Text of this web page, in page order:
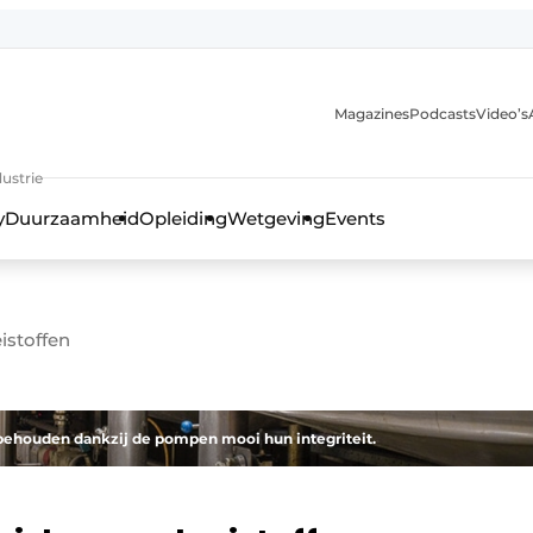
MagazinesPodcastsVideo’s
DuurzaamheidOpleidingWetgevingEvents
dankzij de pompen mooi hun integriteit.